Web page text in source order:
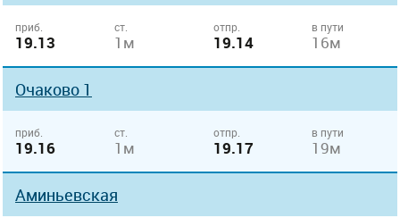
приб.
19.13
ст.
1м
отпр.
19.14
в пути
16м
Очаково 1
приб.
19.16
ст.
1м
отпр.
19.17
в пути
19м
Аминьевская